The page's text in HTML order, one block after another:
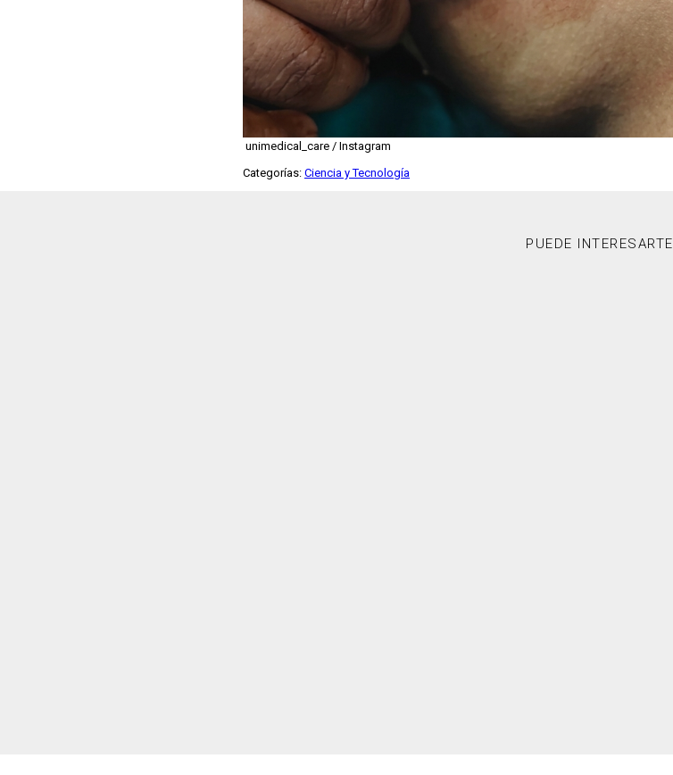
unimedical_care / Instagram
Categorías: Ciencia y Tecnología
PUEDE INTERESARTE